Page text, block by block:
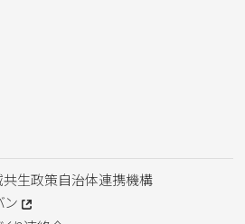
生政策自治体連携機構
ン